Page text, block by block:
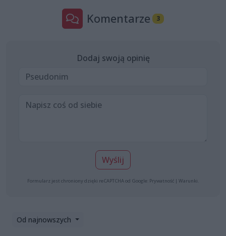
Komentarze 3
Dodaj swoją opinię
Wyślij
Formularz jest chroniony dzięki reCAPTCHA od Google: Prywatność | Warunki
Od najnowszych